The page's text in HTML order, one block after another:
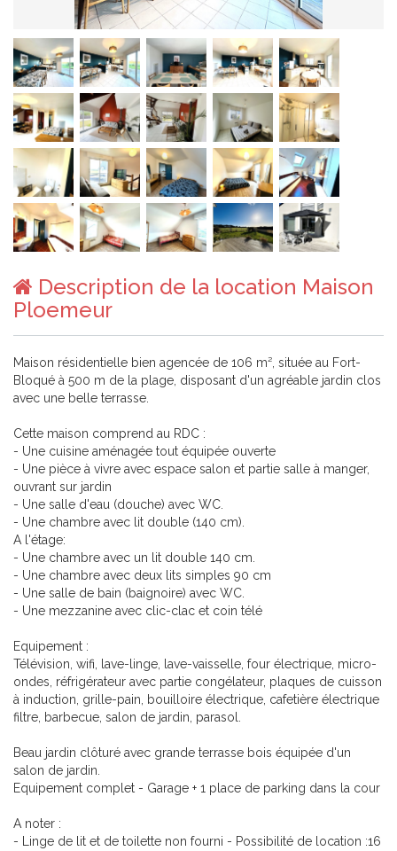
Description de la location Maison
Ploemeur
Maison résidentielle bien agencée de 106 m², située au Fort-
Bloqué à 500 m de la plage, disposant d'un agréable jardin clos
avec une belle terrasse.
Cette maison comprend au RDC :
- Une cuisine aménagée tout équipée ouverte
- Une pièce à vivre avec espace salon et partie salle à manger,
ouvrant sur jardin
- Une salle d'eau (douche) avec WC.
- Une chambre avec lit double (140 cm).
A l'étage:
- Une chambre avec un lit double 140 cm.
- Une chambre avec deux lits simples 90 cm
- Une salle de bain (baignoire) avec WC.
- Une mezzanine avec clic-clac et coin télé
Equipement :
Télévision, wifi, lave-linge, lave-vaisselle, four électrique, micro-
ondes, réfrigérateur avec partie congélateur, plaques de cuisson
à induction, grille-pain, bouilloire électrique, cafetière électrique
filtre, barbecue, salon de jardin, parasol.
Beau jardin clôturé avec grande terrasse bois équipée d'un
salon de jardin.
Equipement complet - Garage + 1 place de parking dans la cour
A noter :
- Linge de lit et de toilette non fourni - Possibilité de location :16